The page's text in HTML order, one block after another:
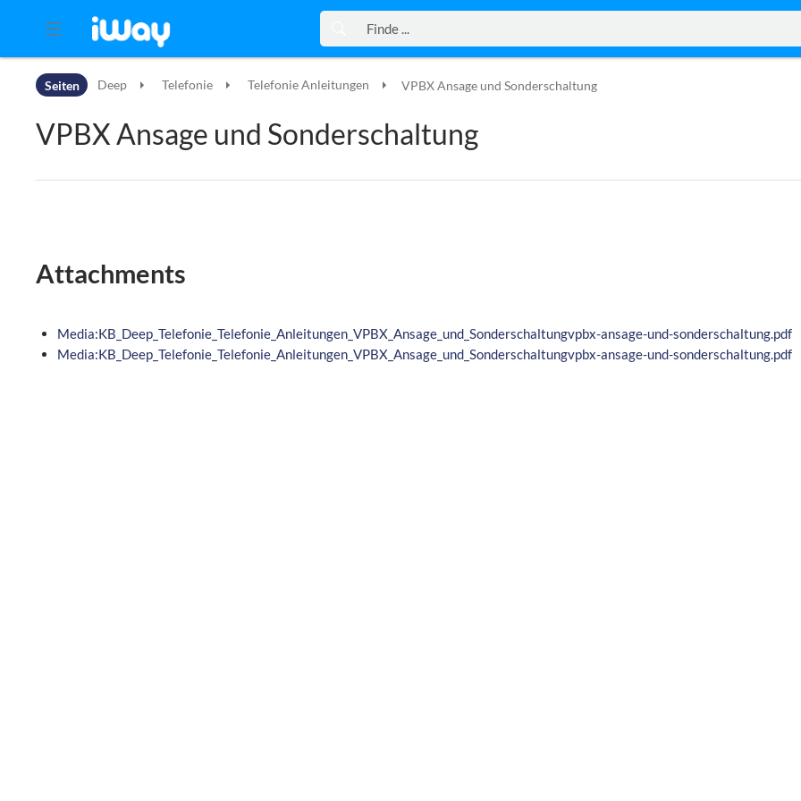
Zur Hauptnavigation
Zum Arbeitsbereich
Seiten Deep Telefonie Telefonie Anleitungen VPBX Ansage und Sonderschaltung
VPBX Ansage und Sonderschaltung
Attachments
Media:KB_Deep_Telefonie_Telefonie_Anleitungen_VPBX_Ansage_und_Sonderschaltungvpbx-ansage-und-sonderschaltung.pdf
Media:KB_Deep_Telefonie_Telefonie_Anleitungen_VPBX_Ansage_und_Sonderschaltungvpbx-ansage-und-sonderschaltung.pdf